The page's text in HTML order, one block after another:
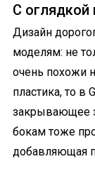
С оглядкой
Дизайн
моделям: не
очень похожи
пластика, то в
закрывающее
бокам тоже
добавляющая